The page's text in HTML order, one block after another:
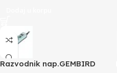
Razvodnik nap.GEMBIRD